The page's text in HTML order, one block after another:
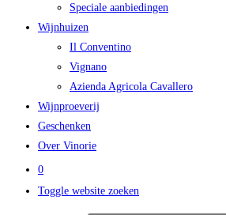
Speciale aanbiedingen
Wijnhuizen
Il Conventino
Vignano
Azienda Agricola Cavallero
Wijnproeverij
Geschenken
Over Vinorie
0
Toggle website zoeken